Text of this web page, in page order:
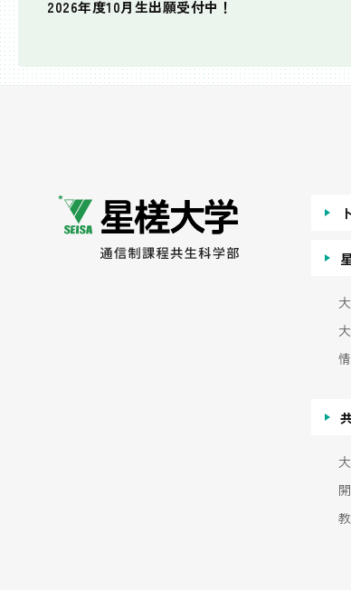
2026年度10月生出願受付中！
個別相談会